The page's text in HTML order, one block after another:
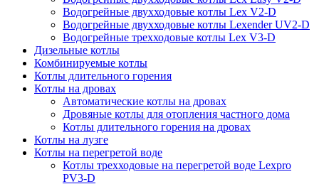
Водогрейные двухходовые котлы Lex V2-D
Водогрейные двухходовые котлы Lexender UV2-D
Водогрейные трехходовые котлы Lex V3-D
Дизельные котлы
Комбинируемые котлы
Котлы длительного горения
Котлы на дровах
Автоматические котлы на дровах
Дровяные котлы для отопления частного дома
Котлы длительного горения на дровах
Котлы на лузге
Котлы на перегретой воде
Котлы трехходовые на перегретой воде Lexpro
PV3-D